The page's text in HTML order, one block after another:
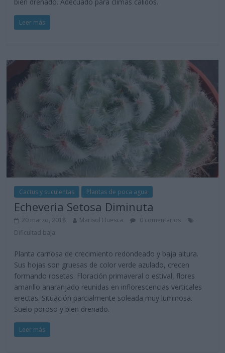
Leer más
Cactus y suculentas Plantas de poca agua
Echeveria Setosa Diminuta
20 marzo, 2018 Marisol Huesca
0 comentarios
Dificultad baja
Planta carnosa de crecimiento redondeado y baja altura.
Sus hojas son gruesas de color verde azulado, crecen
formando rosetas. Floración primaveral o estival, flores
amarillo anaranjado reunidas en inflorescencias verticales
erectas. Situación parcialmente soleada muy luminosa.
Suelo poroso y bien drenado.
Leer más